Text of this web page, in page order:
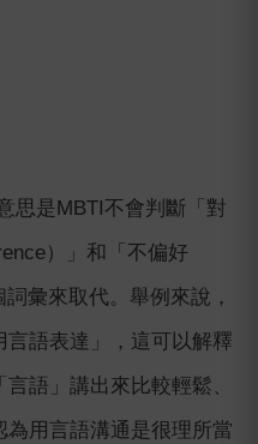
思是MBTI不會判斷「對
）」和「不偏好
詞彙來取代。舉例來說，
語表達」，這可以解釋
語」講出來比較輕鬆、
用言語溝通是很理所當